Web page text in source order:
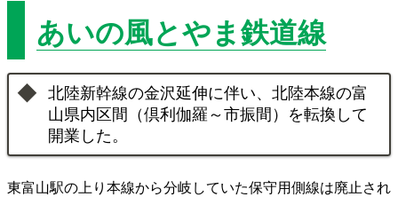
あいの風とやま鉄道線
北陸新幹線の金沢延伸に伴い、北陸本線の富
山県内区間（倶利伽羅～市振間）を転換して
開業した。
東富山駅の上り本線から分岐していた保守用側線は廃止され